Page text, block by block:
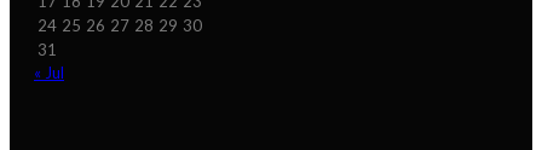
24 25 26 27 28 29 30
31
« Jul